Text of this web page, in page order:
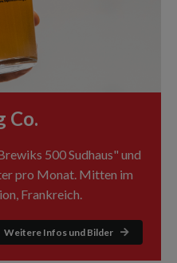
Co.
500 Sudhaus" und
pro Monat. Mitten im
Frankreich.
Weitere Infos und Bilder